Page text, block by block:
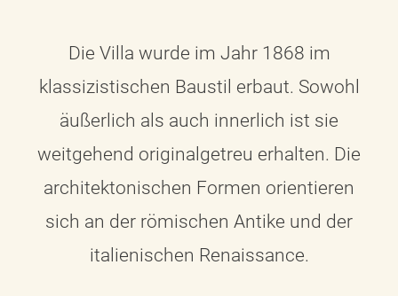
Die Villa wurde im Jahr 1868 im
klassizistischen Baustil erbaut. Sowohl
äußerlich als auch innerlich ist sie
weitgehend originalgetreu erhalten. Die
architektonischen Formen orientieren
sich an der römischen Antike und der
italienischen Renaissance.